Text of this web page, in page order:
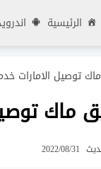
الرئيسية
توصيل الامارات
ماك
2022/08/31